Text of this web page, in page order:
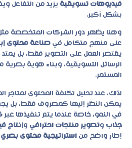
فيديوهات تسويقية يزيد من التفاعل
بشكل أكبر.
وهنا يظهر دور الشركات المتخصصة
على منهج متكامل في صناعة محتوى
يقتصر العمل على التصوير فقط، بل
الرسائل التسويقية، وبناء هوية بصرية
المستمر.
يمكن النظر إليها كمصروف فقط، بل يجب
في النمو، خاصة عندما يتم تنفيذها عبر
جذاب وتصوير منتجات احترافي وإنتاج
إطار واضح من استراتيجية محتوى بصري